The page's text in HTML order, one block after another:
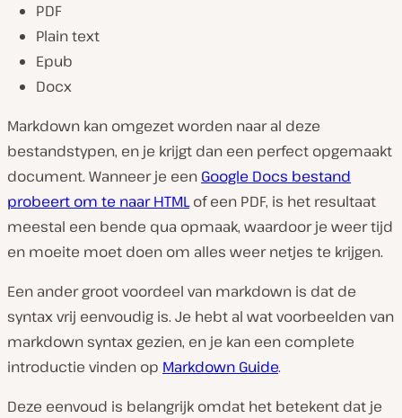
PDF
Plain text
Epub
Docx
Markdown kan omgezet worden naar al deze
bestandstypen, en je krijgt dan een perfect opgemaakt
document. Wanneer je een Google Docs bestand
probeert om te naar HTMLof een PDF, is het resultaat
meestal een bende qua opmaak, waardoor je weer tijd
en moeite moet doen om alles weer netjes te krijgen.
Een ander groot voordeel van markdown is dat de
syntax vrij eenvoudig is. Je hebt al wat voorbeelden van
markdown syntax gezien, en je kan een complete
introductie vinden op Markdown Guide.
Deze eenvoud is belangrijk omdat het betekent dat je